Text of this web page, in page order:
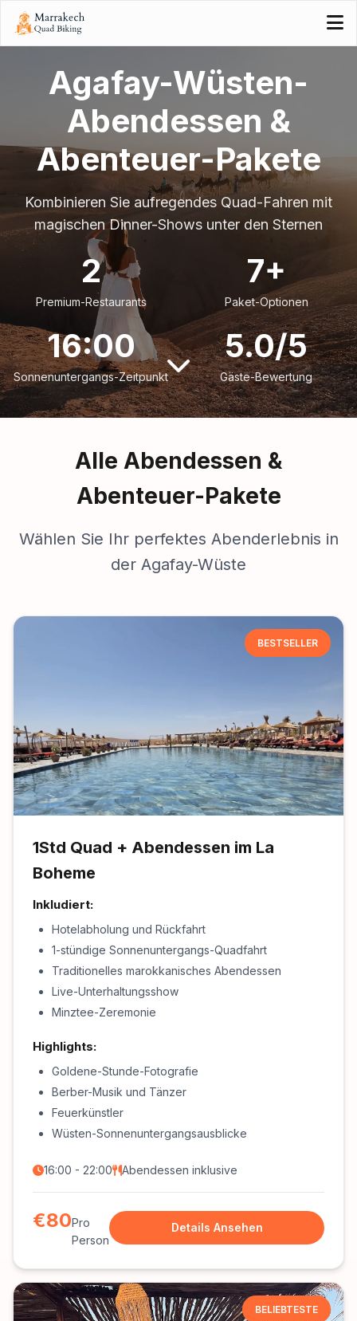
Agafay-Wüsten-
Abendessen &
Abenteuer-Pakete
Kombinieren Sie aufregendes Quad-Fahren mit
magischen Dinner-Shows unter den Sternen
2
Premium-Restaurants
7+
Paket-Optionen
16:00
Sonnenuntergangs-Zeitpunkt
5.0/5
Gäste-Bewertung
Alle Abendessen &
Abenteuer-Pakete
Wählen Sie Ihr perfektes Abenderlebnis in
der Agafay-Wüste
BESTSELLER
1Std Quad + Abendessen im La
Boheme
Inkludiert:
Hotelabholung und Rückfahrt
1-stündige Sonnenuntergangs-Quadfahrt
Traditionelles marokkanisches Abendessen
Live-Unterhaltungsshow
Minztee-Zeremonie
Highlights:
Goldene-Stunde-Fotografie
Berber-Musik und Tänzer
Feuerkünstler
Wüsten-Sonnenuntergangsausblicke
16:00 - 22:00 Abendessen inklusive
€80Pro
Person
Details Ansehen
BELIEBTESTE